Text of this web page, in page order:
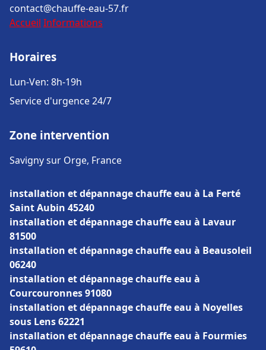
contact@chauffe-eau-57.fr
Accueil Informations
Horaires
Lun-Ven: 8h-19h
Service d'urgence 24/7
Zone intervention
Savigny sur Orge, France
installation et dépannage chauffe eau à La Ferté
Saint Aubin 45240
installation et dépannage chauffe eau à Lavaur
81500
installation et dépannage chauffe eau à Beausoleil
06240
installation et dépannage chauffe eau à
Courcouronnes 91080
installation et dépannage chauffe eau à Noyelles
sous Lens 62221
installation et dépannage chauffe eau à Fourmies